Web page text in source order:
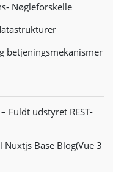
Nøgleforskelle
betjeningsmekanismer
Fuldt udstyret REST-
Base Blog(Vue 3